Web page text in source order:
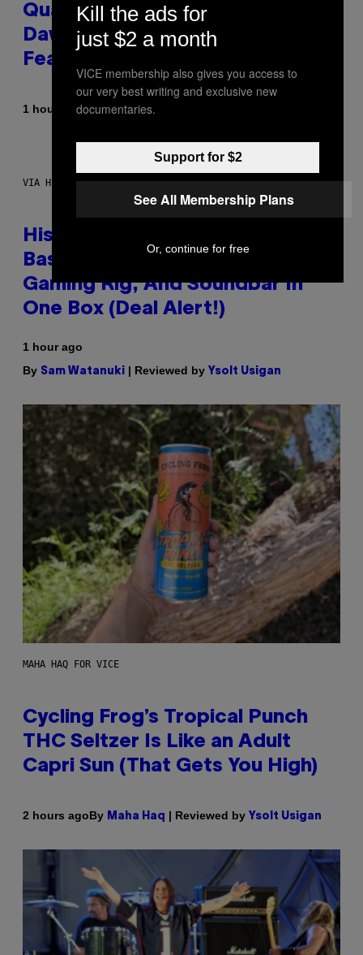
Quake Returns With Surprise
Dawn of the Machine Update
Featuring 19 New Maps
1 hour agoByDenny Connolly
VIA HISENSE
Hisense’s New U6SF Pro TV Is
Basically a Home Theater,
Gaming Rig, And Soundbar In
One Box (Deal Alert!)
1 hour ago
By Sam Watanuki | Reviewed by Ysolt Usigan
MAHA HAQ FOR VICE
Cycling Frog’s Tropical Punch
THC Seltzer Is Like an Adult
Capri Sun (That Gets You High)
2 hours agoBy Maha Haq | Reviewed by Ysolt Usigan
Kill the ads for
just $2 a month
VICE membership also gives you access to
our very best writing and exclusive new
documentaries.
Support for $2
See All Membership Plans
Or, continue for free